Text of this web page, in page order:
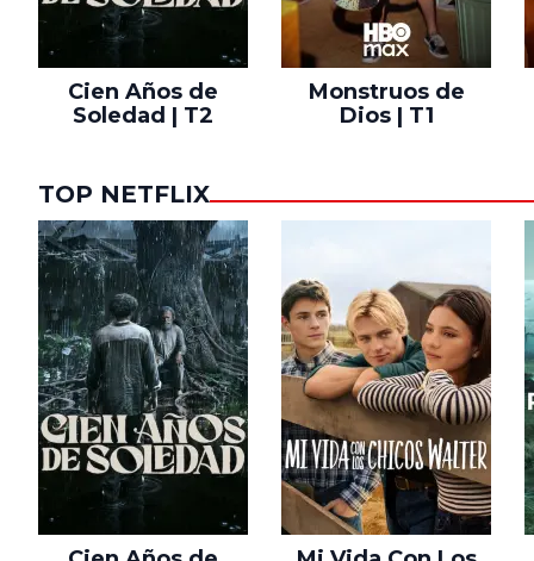
Cien Años de
Soledad | T2
Monstruos de
Dios | T1
TOP NETFLIX